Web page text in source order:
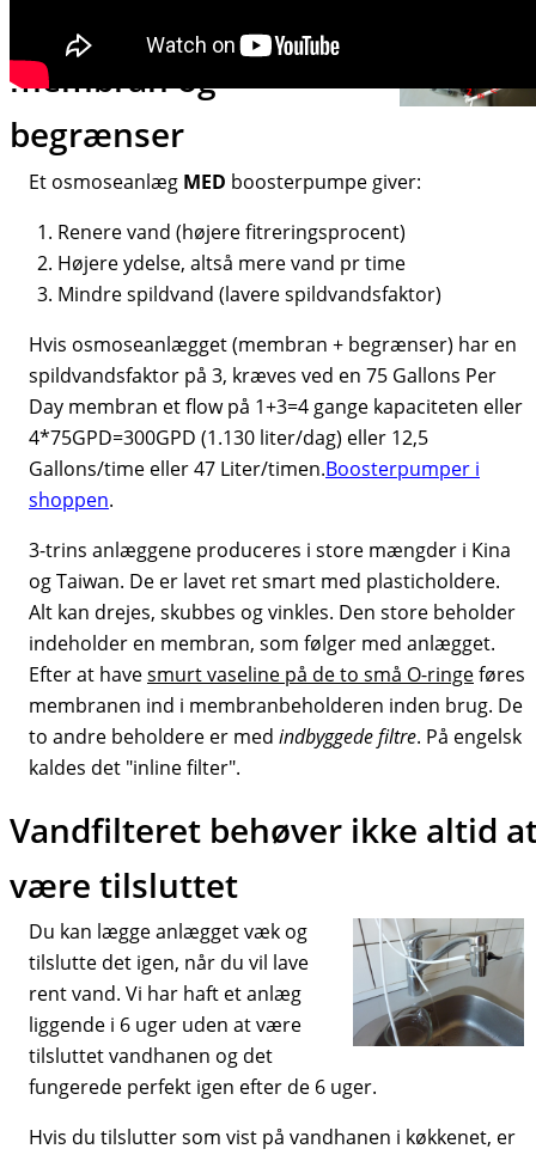
Boosterpumpe,
membran og
begrænser
Et osmoseanlæg MED boosterpumpe giver:
Renere vand (højere fitreringsprocent)
Højere ydelse, altså mere vand pr time
Mindre spildvand (lavere spildvandsfaktor)
Hvis osmoseanlægget (membran + begrænser) har en
spildvandsfaktor på 3, kræves ved en 75 Gallons Per
Day membran et flow på 1+3=4 gange kapaciteten eller
4*75GPD=300GPD (1.130 liter/dag) eller 12,5
Gallons/time eller 47 Liter/timen.Boosterpumper i
shoppen.
3-trins anlæggene produceres i store mængder i Kina
og Taiwan. De er lavet ret smart med plasticholdere.
Alt kan drejes, skubbes og vinkles. Den store beholder
indeholder en membran, som følger med anlægget.
Efter at havesmurt vaseline på de to små O-ringeføres
membranen ind i membranbeholderen inden brug. De
to andre beholdere er med indbyggedefiltre. På engelsk
kaldes det "inline filter".
Vandfilteret behøver ikke altid
være tilsluttet
Du kan lægge anlægget væk og
tilslutte det igen, når du vil lave
rent vand. Vi har haft et anlæg
liggende i 6 uger uden at være
tilsluttet vandhanen og det
fungerede perfekt igen efter de 6 uger.
Hvis du tilslutter som vist på vandhanen i køkkenet, er